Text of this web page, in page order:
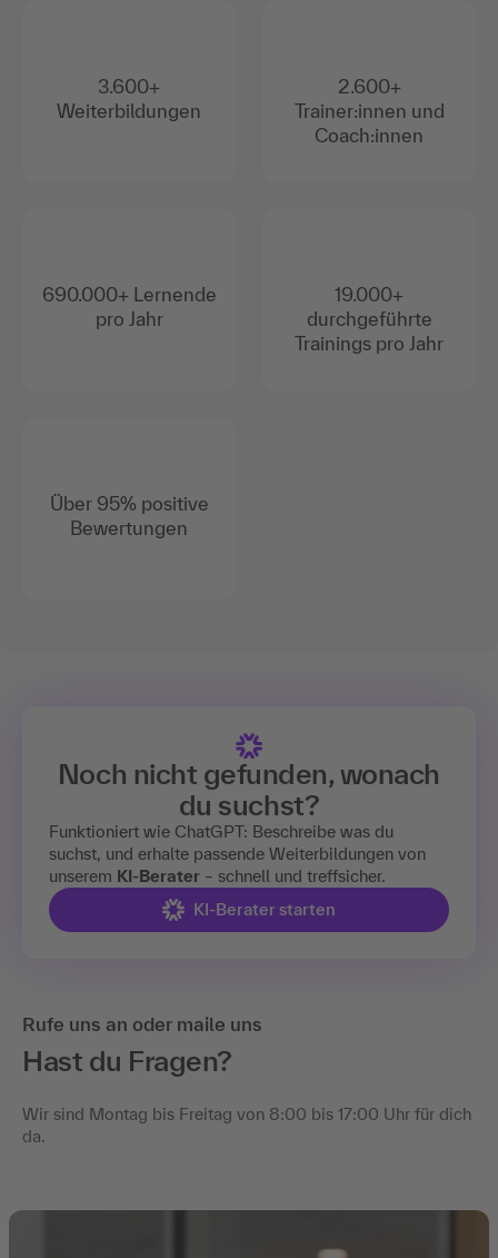
3.600+
Weiterbildungen
690.000+ Lernende
pro Jahr
Über 95% positive
Bewertungen
2.600+
Trainer:innen und
Coach:innen
19.000+
durchgeführte
Trainings pro Jahr
Noch nicht gefunden, wonach
du suchst?
Funktioniert wie ChatGPT: Beschreibe was du
suchst, und erhalte passende Weiterbildungen von
unserem KI-Berater – schnell und treffsicher.
KI-Berater starten
Rufe uns an oder maile uns
Hast du Fragen?
Wir sind Montag bis Freitag von 8:00 bis 17:00 Uhr für dich
da.